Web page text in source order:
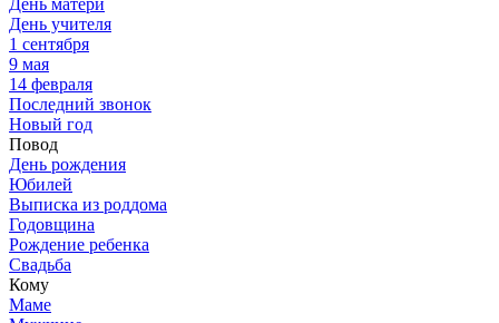
День матери
День учителя
1 сентября
9 мая
14 февраля
Последний звонок
Новый год
Повод
День рождения
Юбилей
Выписка из роддома
Годовщина
Рождение ребенка
Свадьба
Кому
Маме